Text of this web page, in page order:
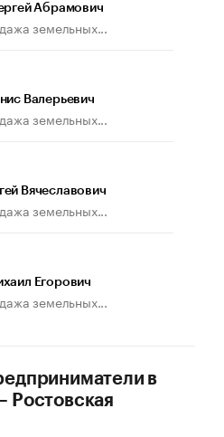
иначе». Как живет глава
что рассказал Маск в
Абрамович
земельных...
Валерьевич
земельных...
Вячеславович
земельных...
Егорович
земельных...
в
Ростовская